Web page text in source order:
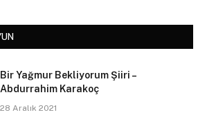
Bir Yağmur Bekliyorum Şiiri –
Abdurrahim Karakoç
28 Aralık 2021